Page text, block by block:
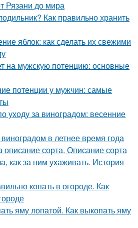
Рязани до мира
Как правильно хранить
яблок: как сделать их свежими
на мужскую потенцию: основные
потенции у мужчин: самые
уходу за виноградом: весенние
в летнее время года
сорта. Описание сорта
как за ним ухаживать. История
копать в огороде. Как
яму лопатой. Как выкопать яму